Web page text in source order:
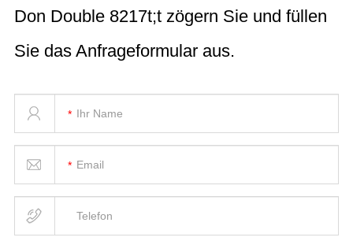
Don Double 8217t;t zögern Sie und füllen
Sie das Anfrageformular aus.